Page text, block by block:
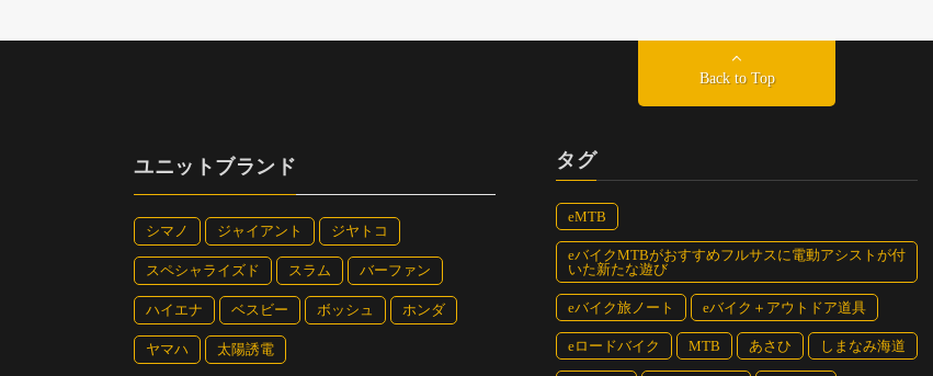
親子eバイクがテーマのトークショー。左がサイクルライフナビゲーターの絹代さん、お隣が友人でありゲス
次の話題はアシストの大事さについて。ここは「子供が疲れない」ところがポイントという。
これはどういう意味かというと、元気な子供であっても走り疲れたり、坂を上る、向かい風が強いとい
った条件が加わるとやっぱり機嫌が悪くなることもある。すると、楽しいはずのサイクリングが、大変
だったという思い出になってしまうこともあって、次に誘っても来てくれないことも……これはさみし
い。
そこでeバイクだ。eバイクであれば負担は減るので、ペースにさえ気をつければ機嫌が悪くなることも
ない。また、アシスト付きであっても「大変なところを走り切ったという成功体験」ができるので、ペ
ースのこと以外でも乗ってもらう価値は大いにあるとのことだった。
Back to Top
ユニットブランド
シマノ ジャイアント ジヤトコ
スペシャライズド スラム バーファン
ハイエナ ベスビー ボッシュ ホンダ
ヤマハ 太陽誘電
タグ
eMTB
eバイクMTBがおすすめフルサスに電動アシストが付
いた新たな遊び
eバイク旅ノート eバイク＋アウトドア道具
eロードバイク MTB あさひ しまなみ海道